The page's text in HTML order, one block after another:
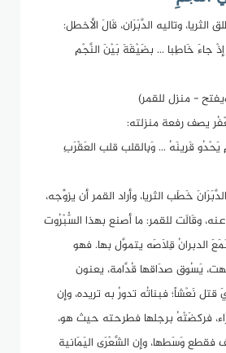
وتاليه الدَّبَرَان، قَالَ الأخطل:
جاءَ خَاطِبا ... بضَيْقَةَ بَيْنَ النَّجْمِ
- منزل للقمر)
يصف رفعة منزلته:
يَحْدُو قَرِينَهُ ... وَبِالقلب قلب العَقْرَبِ
خَطَب الثريا، وأراد القمر أن يزوِّجه،
وقَالَت للقمر: ما أصنع بهذا السُّبْرُوت
الدبرانُ قِلاَصَه يتموَّل بها. فهو
يَسُوق صدَاقها قُدَّامة، يعنون
قتل نَعْشاً؛ فبناتُه تدورُ به تريده، وإن
فركضَتْهُ برجلها فطرحته حيث هو،
فقطع وَسَطها، وإن الشَّعْرَى اليَمَانية